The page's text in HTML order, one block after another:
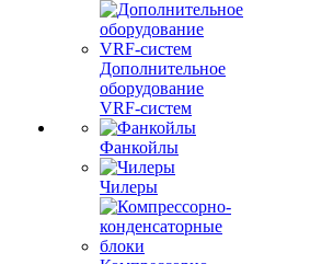
Дополнительное
оборудование
VRF-систем
Фанкойлы
Чилеры